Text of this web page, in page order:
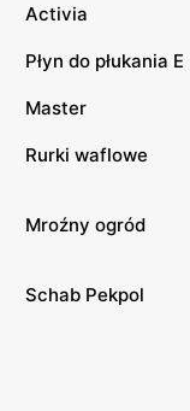
Activia
Płyn do płukania E
Master
Rurki waflowe
Mroźny ogród
Schab Pekpol